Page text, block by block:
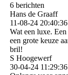
6 berichten
Hans de Graaff
11-08-24 20:40:36
Wat een luxe.
een grote keuze
bril!
S Hoogewerf
30-04-24 11:29:36